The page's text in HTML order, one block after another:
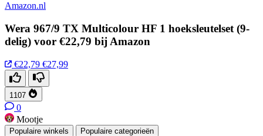
Amazon.nl
Wera 967/9 TX Multicolour HF 1 hoeksleutelset (9-
delig) voor €22,79 bij Amazon
€22,79 €27,99
1107
0
Mootje
Populaire winkels Populaire categorieën